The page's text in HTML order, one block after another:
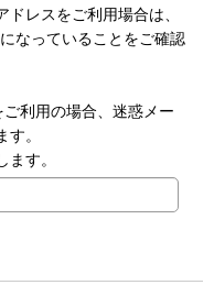
レスをご利用場合は、
なっていることをご確認
利用の場合、迷惑メー
。
す。